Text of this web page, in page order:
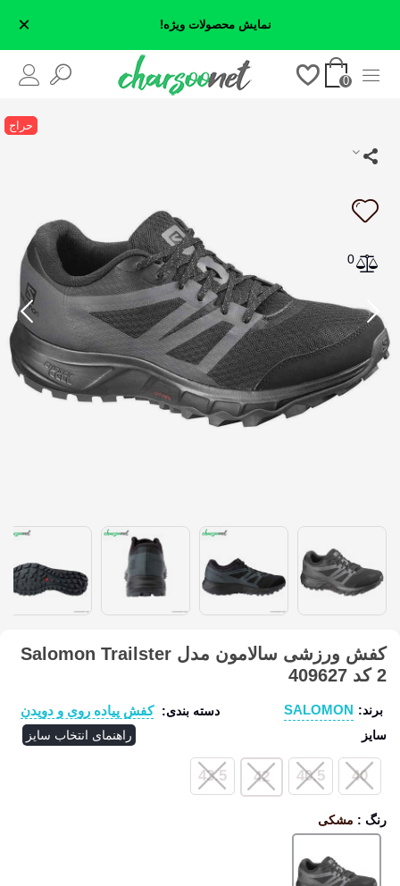
نمایش محصولات ویژه! ×
0
حراج
0
کفش ورزشی سالامون مدل Salomon Trailster
2 کد 409627
برند: SALOMON دسته بندی: کفش پیاده روی و دویدن
سایز راهنمای انتخاب سایز
40
40.5
42
43.5
رنگ : مشکی